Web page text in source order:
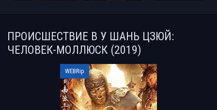
ПРОИСШЕСТВИЕ В У ШАНЬ ЦЗЮЙ:
ЧЕЛОВЕК-МОЛЛЮСК (2019)
WEBRip